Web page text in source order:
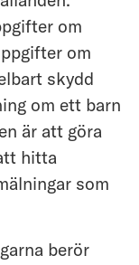
om
om
skydd
om ett barn
är att göra
hitta
som
berör